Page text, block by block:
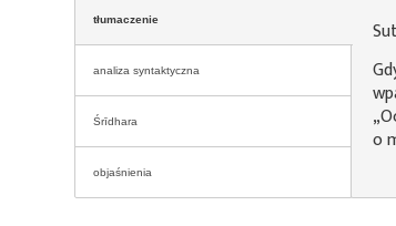
tłumaczenie
analiza syntaktyczna
Śrīdhara
objaśnienia
o